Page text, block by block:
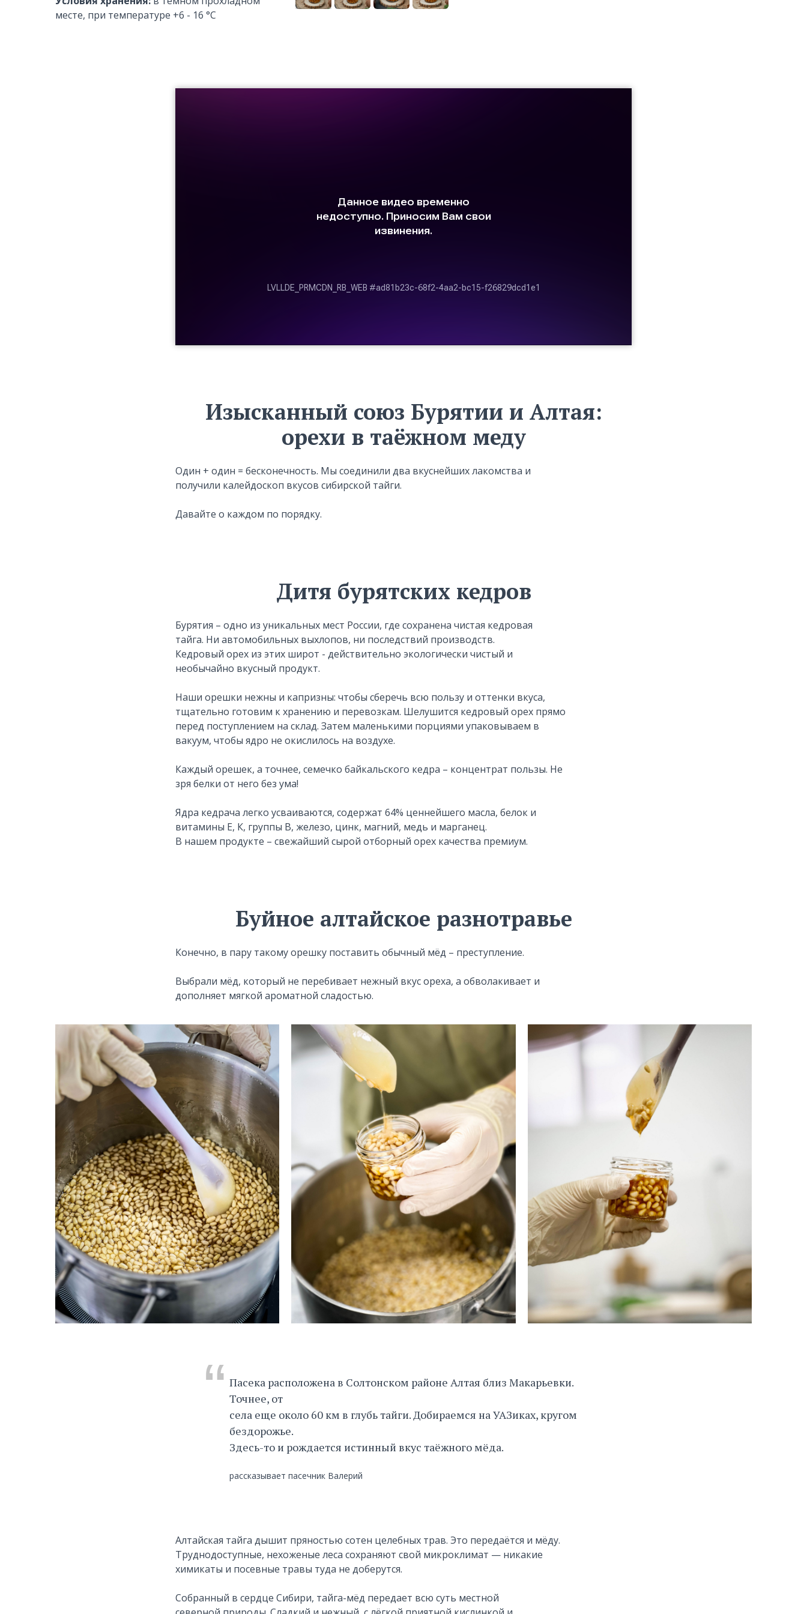
месте, при температуре +6 - 16 °C
Изысканный союз Бурятии и Алтая:
орехи в таёжном меду
Один + один = бесконечность. Мы соединили два вкуснейших лакомства и
получили калейдоскоп вкусов сибирской тайги.
Давайте о каждом по порядку.
Дитя бурятских кедров
Бурятия – одно из уникальных мест России, где сохранена чистая кедровая
тайга. Ни автомобильных выхлопов, ни последствий производств.
Кедровый орех из этих широт - действительно экологически чистый и
необычайно вкусный продукт.
Наши орешки нежны и капризны: чтобы сберечь всю пользу и оттенки вкуса,
тщательно готовим к хранению и перевозкам. Шелушится кедровый орех прямо
перед поступлением на склад. Затем маленькими порциями упаковываем в
вакуум, чтобы ядро не окислилось на воздухе.
Каждый орешек, а точнее, семечко байкальского кедра – концентрат пользы. Не
зря белки от него без ума!
Ядра кедрача легко усваиваются, содержат 64% ценнейшего масла, белок и
витамины Е, К, группы В, железо, цинк, магний, медь и марганец.
В нашем продукте – свежайший сырой отборный орех качества премиум.
Буйное алтайское разнотравье
Конечно, в пару такому орешку поставить обычный мёд – преступление.
Выбрали мёд, который не перебивает нежный вкус ореха, а обволакивает и
дополняет мягкой ароматной сладостью.
“ Пасека расположена в Солтонском районе Алтая близ Макарьевки.
Точнее, от
села еще около 60 км в глубь тайги. Добираемся на УАЗиках, кругом
бездорожье.
Здесь-то и рождается истинный вкус таёжного мёда.
рассказывает пасечник Валерий
Алтайская тайга дышит пряностью сотен целебных трав. Это передаётся и мёду.
Труднодоступные, нехоженые леса сохраняют свой микроклимат — никакие
химикаты и посевные травы туда не доберутся.
Собранный в сердце Сибири, тайга-мёд передает всю суть местной